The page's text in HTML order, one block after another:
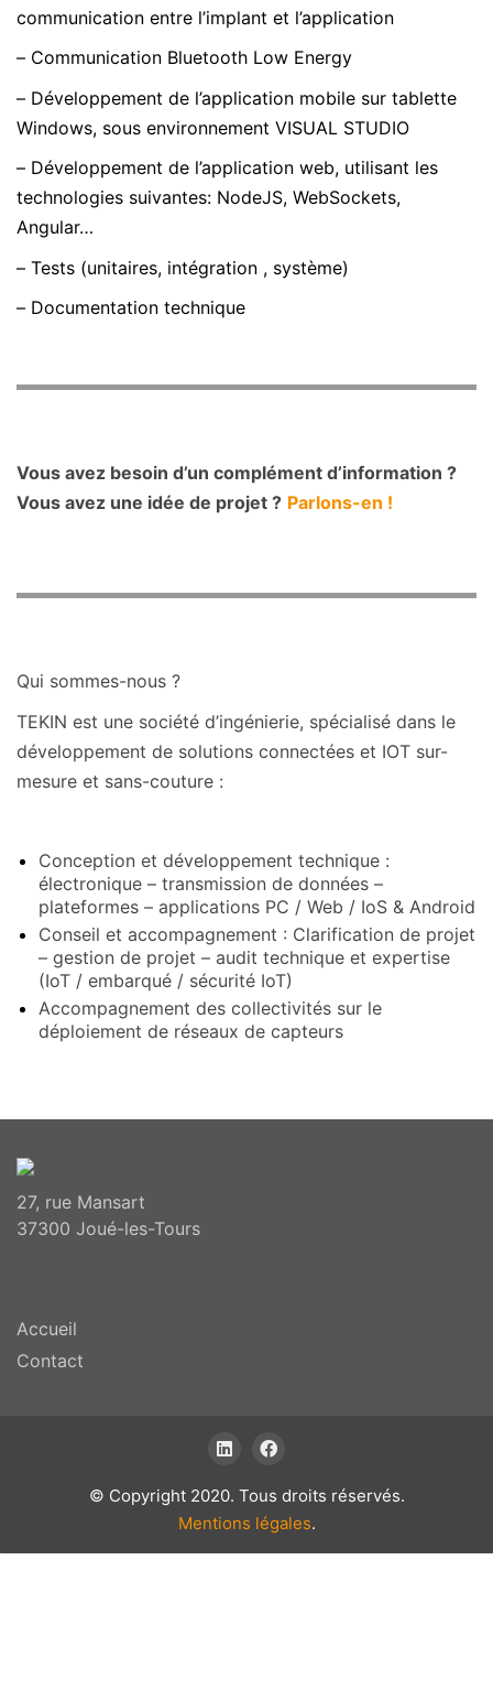
communication entre l’implant et l’application
– Communication Bluetooth Low Energy
– Développement de l’application mobile sur tablette
Windows, sous environnement VISUAL STUDIO
– Développement de l’application web, utilisant les
technologies suivantes: NodeJS, WebSockets,
Angular…
– Tests (unitaires, intégration , système)
– Documentation technique
Vous avez besoin d’un complément d’information ?
Vous avez une idée de projet ? Parlons-en !
Qui sommes-nous ?
TEKIN est une société d’ingénierie, spécialisé dans le
développement de solutions connectées et IOT sur-
mesure et sans-couture :
Conception et développement technique :
électronique – transmission de données –
plateformes – applications PC / Web / IoS & Android
Conseil et accompagnement : Clarification de projet
– gestion de projet – audit technique et expertise
(IoT / embarqué / sécurité IoT)
Accompagnement des collectivités sur le
déploiement de réseaux de capteurs
27, rue Mansart
37300 Joué-les-Tours
Accueil
Contact
© Copyright 2020. Tous droits réservés.
Mentions légales.